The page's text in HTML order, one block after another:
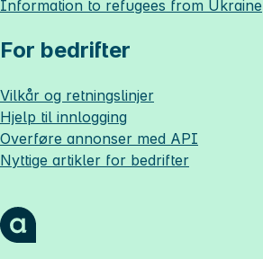
Information to refugees from Ukraine
For bedrifter
Vilkår og retningslinjer
Hjelp til innlogging
Overføre annonser med API
Nyttige artikler for bedrifter